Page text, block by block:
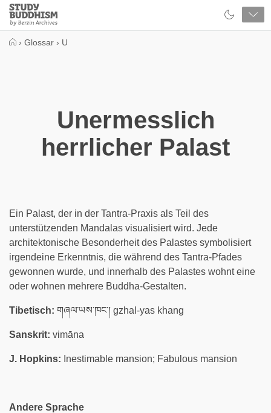
Close
Study
Buddhism
› Glossar › U
Unermesslich
herrlicher Palast
Ein Palast, der in der Tantra-Praxis als Teil des
unterstützenden Mandalas visualisiert wird. Jede
architektonische Besonderheit des Palastes symbolisiert
irgendeine Erkenntnis, die während des Tantra-Pfades
gewonnen wurde, und innerhalb des Palastes wohnt eine
oder wohnen mehrere Buddha-Gestalten.
Tibetisch: གཞལ་ཡས་ཁང་། gzhal-yas khang
Sanskrit: vimāna
J. Hopkins: Inestimable mansion; Fabulous mansion
Andere Sprache